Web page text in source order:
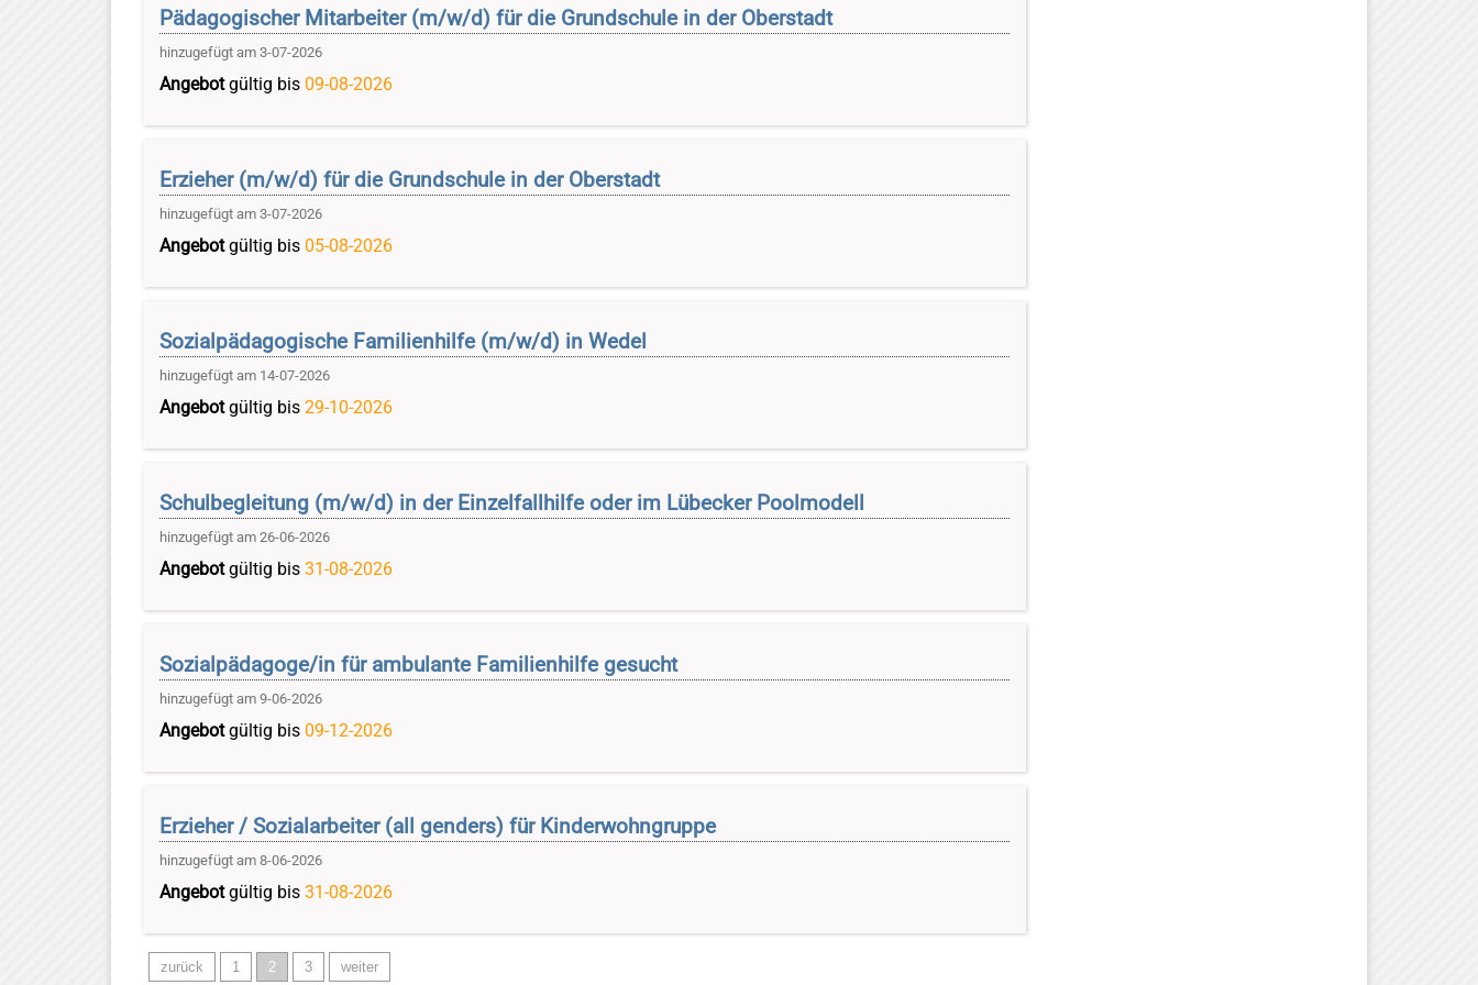
Pädagogischer Mitarbeiter (m/w/d) für die Grundschule in der Oberstadt
hinzugefügt am 3-07-2026
Angebotgültig bis 09-08-2026
Erzieher (m/w/d) für die Grundschule in der Oberstadt
hinzugefügt am 3-07-2026
Angebotgültig bis 05-08-2026
Sozialpädagogische Familienhilfe (m/w/d) in Wedel
hinzugefügt am 14-07-2026
Angebotgültig bis 29-10-2026
Schulbegleitung (m/w/d) in der Einzelfallhilfe oder im Lübecker Poolmodell
hinzugefügt am 26-06-2026
Angebotgültig bis 31-08-2026
Sozialpädagoge/in für ambulante Familienhilfe gesucht
hinzugefügt am 9-06-2026
Angebotgültig bis 09-12-2026
Erzieher / Sozialarbeiter (all genders) für Kinderwohngruppe
hinzugefügt am 8-06-2026
Angebotgültig bis 31-08-2026
zurück 1 2 3 weiter